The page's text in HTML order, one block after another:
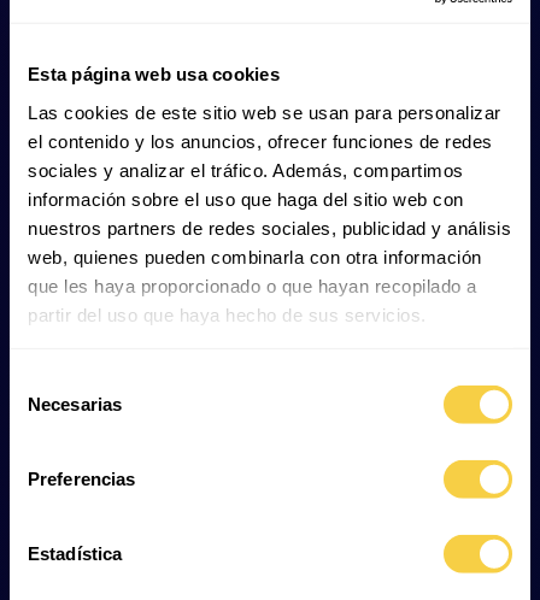
Esta página web usa cookies
Las cookies de este sitio web se usan para personalizar
el contenido y los anuncios, ofrecer funciones de redes
sociales y analizar el tráfico. Además, compartimos
información sobre el uso que haga del sitio web con
nuestros partners de redes sociales, publicidad y análisis
web, quienes pueden combinarla con otra información
que les haya proporcionado o que hayan recopilado a
partir del uso que haya hecho de sus servicios.
Necesarias
Preferencias
Estadística
einer robusten Schutzhülle umgeben sind, häufig in
Form charakteristischer Eikapseln. Bekannte
Beispiele sind derBambushaioder der Zebrahai
deren Eier oft eine lanzettförmige oder
spiralförmige Gestalt besitzen.
Vivipar (lebendgebärend):Die Embryonen
entwickeln sich direkt im Mutterleib und werden
lebend sowievollständig entwickelt geboren. Sie
werden über eine plazentaähnliche Struktur oder
verschiedene Hammerhaie.
, bis die Jungtiere
schlüpfen, und die Embryonen ernähren sich von
sie lebend geboren; ein typisches Beispiel für diese
Sandtigerhai.